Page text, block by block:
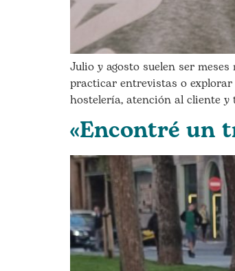
Julio y agosto suelen ser
practicar entrevistas o
hostelería, atención al cliente y
«Encontré un